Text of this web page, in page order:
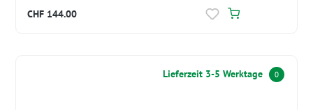
CHF 144.00
Lieferzeit 3-5 Werktage 0